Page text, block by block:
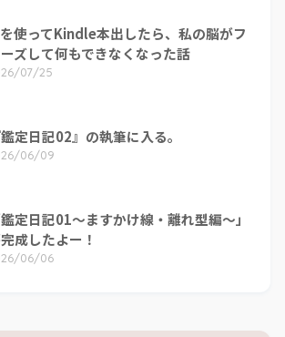
使ってKindle本出したら、私の脳がフ
ーズして何もできなくなった話
07/25
鑑定日記02』の執筆に入る。
06/09
鑑定日記01～ますかけ線・離れ型編～」
成したよー！
06/06